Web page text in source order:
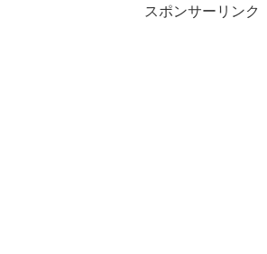
スポンサーリンク